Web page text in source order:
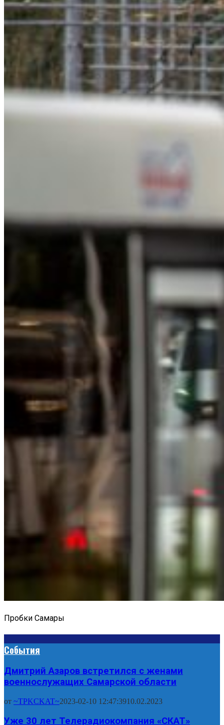
Пробки Самары
События
Дмитрий Азаров встретился с женами
военнослужащих Самарской области
от ~TPKCKAT~2023-02-10 12:47:3910.02.2023
Уже 30 лет Телерадиокомпания «СКАТ»